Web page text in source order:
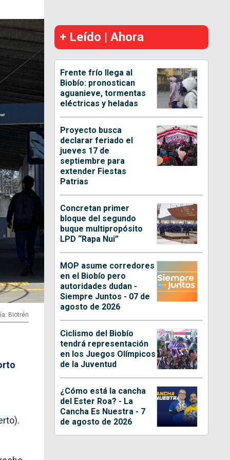
Biotrén
+ Leído | Ahora
Frente frío llega al
Biobío: pronostican
aguanieve, tormentas
eléctricas y heladas
Proyecto busca
declarar feriado el
jueves 17 de
septiembre para
extender Fiestas
Patrias
Concretan primer
bloque del segundo
buque multipropósito
LPD “Rapa Nui”
MOP asume corredores
en el Biobío pero
autoridades dudan -
Siempre Juntos - 07 de
agosto de 2026
Ciclismo del Biobío
tendrá representación
en los Juegos Olímpicos
de la Juventud
¿Cómo está la cancha
del Ester Roa? - La
Cancha Es Nuestra - 7
de agosto de 2026